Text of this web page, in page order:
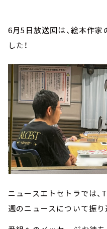
6月5日放送回は、絵本作
した！
ニュースエトセトラでは
週のニュースについて振り